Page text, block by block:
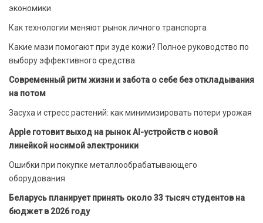
экономики
Как технологии меняют рынок личного транспорта
Какие мази помогают при зуде кожи? Полное руководство по
выбору эффективного средства
Современный ритм жизни и забота о себе без откладывания
на потом
Засуха и стресс растений: как минимизировать потери урожая
Apple готовит выход на рынок AI-устройств с новой
линейкой носимой электроники
Ошибки при покупке металлообрабатывающего
оборудования
Беларусь планирует принять около 33 тысяч студентов на
бюджет в 2026 году